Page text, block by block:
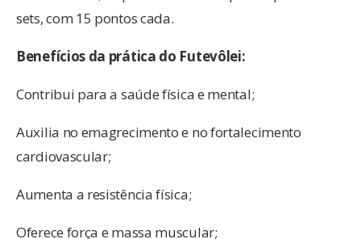
sets, com 15 pontos cada.
Benefícios da prática do Futevôlei:
Contribui para a saúde física e mental;
Auxilia no emagrecimento e no fortalecimento
cardiovascular;
Aumenta a resistência física;
Oferece força e massa muscular;